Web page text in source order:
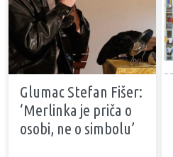
Glumac Stefan Fišer:
‘Merlinka je priča o
osobi, ne o simbolu’